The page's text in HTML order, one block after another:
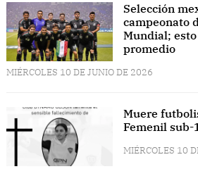
Selección
campeonato
Mundial;
promedio
MIÉRCOLES 10 DE JUNIO DE 2026
Muere
Femenil sub-
MIÉRCOLES 10